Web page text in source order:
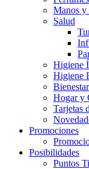
Manos y
Salud
Higiene
Higiene
Bienestar
Hogar y
Tarjetas
Promociones
Posibilidades
Puntos